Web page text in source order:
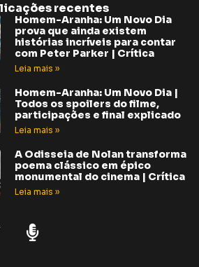
recentes
Homem-Aranha: Um Novo Dia
prova que ainda existem
histórias incríveis para contar
com Peter Parker | Crítica
Leia mais »
Homem-Aranha: Um Novo Dia |
Todos os spoilers do filme,
participações e final explicado
Leia mais »
A Odisseia de Nolan transforma
poema clássico em épico
monumental do cinema | Crítica
Leia mais »